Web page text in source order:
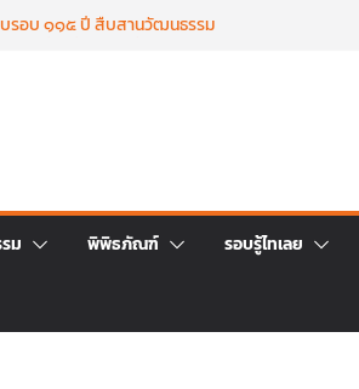
รอบ ๑๑๕ ปี สืบสานวัฒนธรรม
รนทิราเทพยวดี กรมหลวงราชสาริณี
ายน ๒๕๖๙ เวลา ๑๖.๐๐ น.
ราชกุศลแด่ สมเด็จพระเจ้าลูกเธอฯ
ในวาระครบ ครบ ๑๕ วัน (ปัณรสม
จ้าลูกเธอ เจ้าฟ้าพัชรกิติยาภาฯ
มิถุนายน 2569
ม พิพิธภัณฑ์ รอบรู้ไทเลย